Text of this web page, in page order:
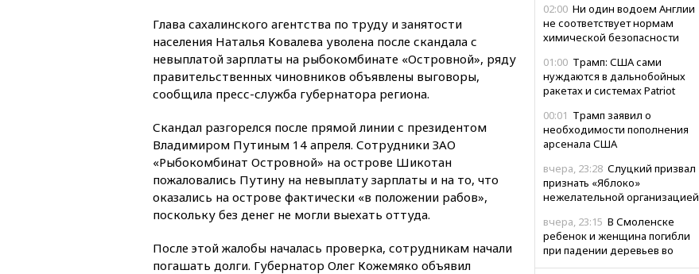
02:00 Ни один водоем Англии
не соответствует нормам
химической безопасности
01:00 Трамп: США сами
нуждаются в дальнобойных
ракетах и системах Patriot
00:01 Трамп заявил о
необходимости пополнения
арсенала США
вчера, 23:28 Слуцкий призвал
признать «Яблоко»
нежелательной организацией
вчера, 23:15 В Смоленске
ребенок и женщина погибли
при падении деревьев во
Глава сахалинского агентства по труду и занятости
населения Наталья Ковалева уволена после скандала с
невыплатой зарплаты на рыбокомбинате «Островной», ряду
правительственных чиновников объявлены выговоры,
сообщила пресс-служба губернатора региона.
Скандал разгорелся после прямой линии с президентом
Владимиром Путиным 14 апреля. Сотрудники ЗАО
«Рыбокомбинат Островной» на острове Шикотан
пожаловались Путину на невыплату зарплаты и на то, что
оказались на острове фактически «в положении рабов»,
поскольку без денег не могли выехать оттуда.
После этой жалобы началась проверка, сотрудникам начали
погашать долги. Губернатор Олег Кожемяко объявил